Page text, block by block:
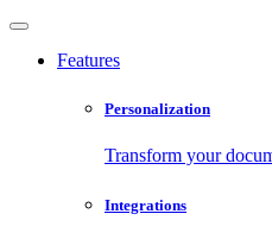
Features
Personalization
Transform your
Integrations